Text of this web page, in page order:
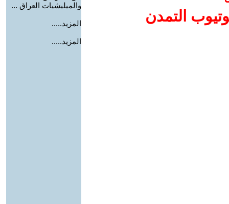
التمدن
والميليشيات العراق ...
المزيد.....
المزيد.....